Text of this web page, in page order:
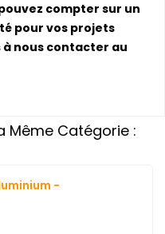
compter sur un
pour vos projets
nous contacter au
Même Catégorie :
-